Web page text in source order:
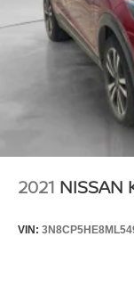
2021 NISSAN
VIN: